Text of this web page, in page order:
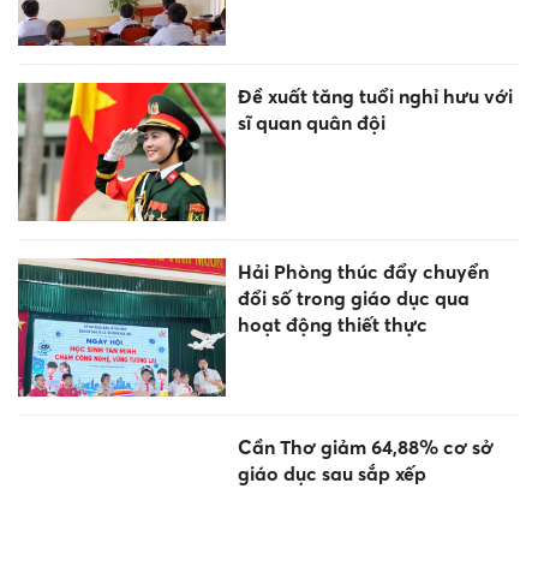
Đề xuất tăng tuổi nghỉ hưu với
sĩ quan quân đội
Hải Phòng thúc đẩy chuyển
đổi số trong giáo dục qua
hoạt động thiết thực
Cần Thơ giảm 64,88% cơ sở
giáo dục sau sắp xếp